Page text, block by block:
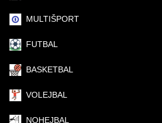
MULTIŠPORT
FUTBAL
BASKETBAL
VOLEJBAL
NOHEJBAL